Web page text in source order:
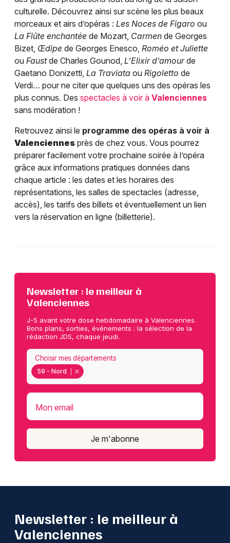
culturelle. Découvrez ainsi sur scène les plus beaux
morceaux et airs d’opéras : Les Noces de Figaro ou
La Flûte enchantée de Mozart, Carmen de Georges
Bizet, Œdipe de Georges Enesco, Roméo et Juliette
ou Faustde Charles Gounod, L’Elixir d’amourde
Gaetano Donizetti, La Traviata ou Rigoletto de
Verdi… pour ne citer que quelques uns des opéras les
plus connus. Des spectacles à voir à Valenciennes
sans modération !
Retrouvez ainsi le programme des opéras à voir à
Valenciennes près de chez vous. Vous pourrez
préparer facilement votre prochaine soirée à l’opéra
grâce aux informations pratiques données dans
chaque article : les dates et les horaires des
représentations, les salles de spectacles (adresse,
accès), les tarifs des billets et éventuellement un lien
vers la réservation en ligne (billetterie).
Newsletter : le meilleur à
Valenciennes
J-5 avant votre dose hebdomadaire à Valenciennes.
Bons plans, sorties, événements : la sélection de la
rédaction JDS, chaque jeudi.
59 - Nord
Choisir mes départements
Mon email
Je m'abonne
Newsletter : le meilleur à
Valenciennes